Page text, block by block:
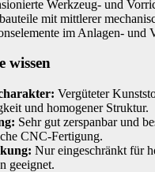
Werkzeug- und
mit mittlerer
im Anlagen- und
wissen
Vergüteter
und homogener Struktur.
Sehr gut zerspanbar und
CNC-Fertigung.
Nur eingeschränkt für
geeignet.